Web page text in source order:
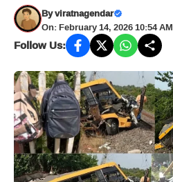
Byviratnagendar
On: February 14, 2026 10:54 AM
Follow Us: